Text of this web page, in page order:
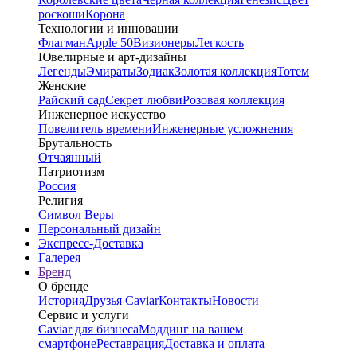
роскошиКорона
Технологии и инновации
ФлагманApple 50ВизионерыЛегкость
Ювелирные и арт-дизайны
ЛегендыЭмиратыЗодиакЗолотая коллекцияТотем
Женские
Райский садСекрет любвиРозовая коллекция
Инженерное искусство
Повелитель времениИнженерные усложнения
Брутальность
Отчаянный
Патриотизм
Россия
Религия
Символ Веры
Персональный дизайн
Экспресс-Доставка
Галерея
Бренд
О бренде
ИсторияДрузья CaviarКонтактыНовости
Сервис и услуги
Caviar для бизнесаМоддинг на вашем
смартфонеРеставрацияДоставка и оплата